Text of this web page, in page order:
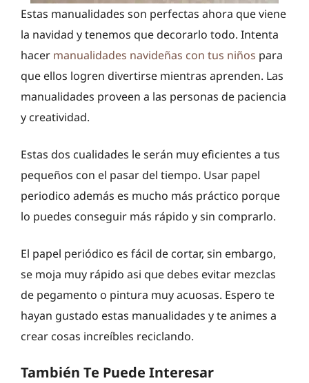
Estas manualidades son perfectas ahora que viene
la navidad y tenemos que decorarlo todo. Intenta
hacer manualidades navideñas con tus niños para
que ellos logren divertirse mientras aprenden. Las
manualidades proveen a las personas de paciencia
y creatividad.
Estas dos cualidades le serán muy eficientes a tus
pequeños con el pasar del tiempo. Usar papel
periodico además es mucho más práctico porque
lo puedes conseguir más rápido y sin comprarlo.
El papel periódico es fácil de cortar, sin embargo,
se moja muy rápido asi que debes evitar mezclas
de pegamento o pintura muy acuosas. Espero te
hayan gustado estas manualidades y te animes a
crear cosas increíbles reciclando.
También Te Puede Interesar